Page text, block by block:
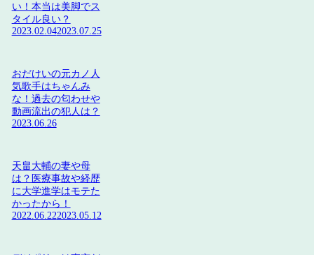
い！本当は美脚でス
タイル良い？
2023.02.042023.07.25
おだけいの元カノ人
気歌手はちゃんみ
な！過去の匂わせや
動画流出の犯人は？
2023.06.26
天畠大輔の妻や母
は？医療事故や経歴
に大学進学はモテた
かったから！
2022.06.222023.05.12